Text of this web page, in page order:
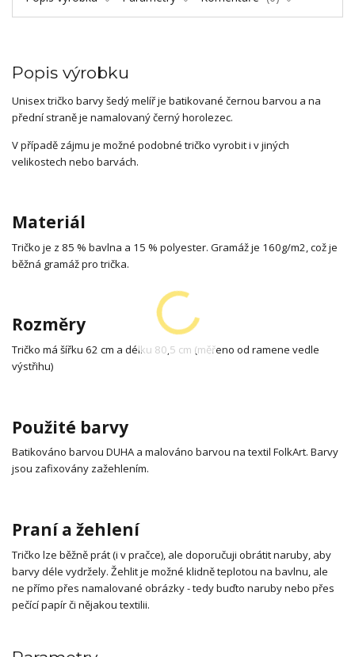
Popis výrobku
Unisex tričko barvy šedý melíř je batikované černou barvou a na
přední straně je namalovaný černý horolezec.
V případě zájmu je možné podobné tričko vyrobit i v jiných
velikostech nebo barvách.
Materiál
Tričko je z 85 % bavlna a 15 % polyester. Gramáž je 160g/m2, což je
běžná gramáž pro trička.
Rozměry
Tričko má šířku 62 cm a délku 80,5 cm (měřeno od ramene vedle
výstřihu)
Použité barvy
Batikováno barvou DUHA a malováno barvou na textil FolkArt. Barvy
jsou zafixovány zažehlením.
Praní a žehlení
Tričko lze běžně prát (i v pračce), ale doporučuji obrátit naruby, aby
barvy déle vydržely. Žehlit je možné klidně teplotou na bavlnu, ale
ne přímo přes namalované obrázky - tedy buďto naruby nebo přes
pečící papír či nějakou textilii.